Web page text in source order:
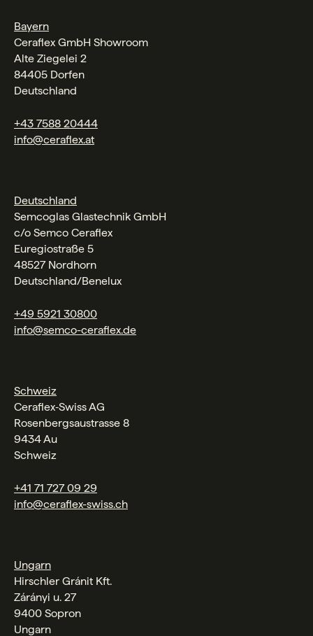
Bayern
Ceraflex GmbH Showroom
Alte Ziegelei 2
84405 Dorfen
Deutschland
+43 7588 20444
info@ceraflex.at
Deutschland
Semcoglas Glastechnik GmbH
c/o Semco Ceraflex
Euregiostraße 5
48527 Nordhorn
Deutschland/Benelux
+49 5921 30800
info@semco-ceraflex.de
Schweiz
Ceraflex‑Swiss AG
Rosenbergsaustrasse 8
9434 Au
Schweiz
+41 71 727 09 29
info@ceraflex-swiss.ch
Ungarn
Hirschler Gránit Kft.
Zárányi u. 27
9400 Sopron
Ungarn